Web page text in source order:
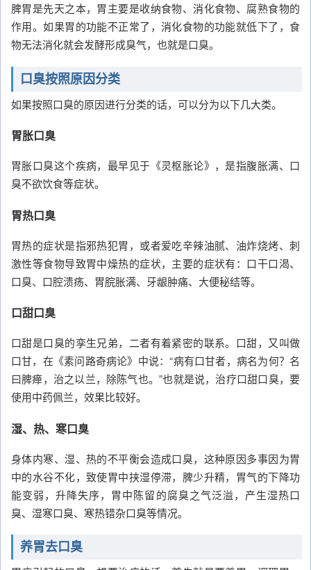
脾胃是先天之本，胃主要是收纳食物、消化食物、腐熟食物的
作用。如果胃的功能不正常了，消化食物的功能就低下了，食
物无法消化就会发酵形成臭气，也就是口臭。
口臭按照原因分类
如果按照口臭的原因进行分类的话，可以分为以下几大类。
胃胀口臭
胃胀口臭这个疾病，最早见于《灵枢胀论》，是指腹胀满、口
臭不欲饮食等症状。
胃热口臭
胃热的症状是指邪热犯胃，或者爱吃辛辣油腻、油炸烧烤、刺
激性等食物导致胃中燥热的症状，主要的症状有：口干口渴、
口臭、口腔溃疡、胃脘胀满、牙龈肿痛、大便秘结等。
口甜口臭
口甜是口臭的孪生兄弟，二者有着紧密的联系。口甜，又叫做
口甘，在《素问路奇病论》中说：“病有口甘者，病名为何？名
曰脾瘅，治之以兰，除陈气也。”也就是说，治疗口甜口臭，要
使用中药佩兰，效果比较好。
湿、热、寒口臭
身体内寒、湿、热的不平衡会造成口臭，这种原因多事因为胃
中的水谷不化，致使胃中挟湿停滞，脾少升精，胃气的下降功
能变弱，升降失序，胃中陈留的腐臭之气泛溢，产生湿热口
臭、湿寒口臭、寒热错杂口臭等情况。
养胃去口臭